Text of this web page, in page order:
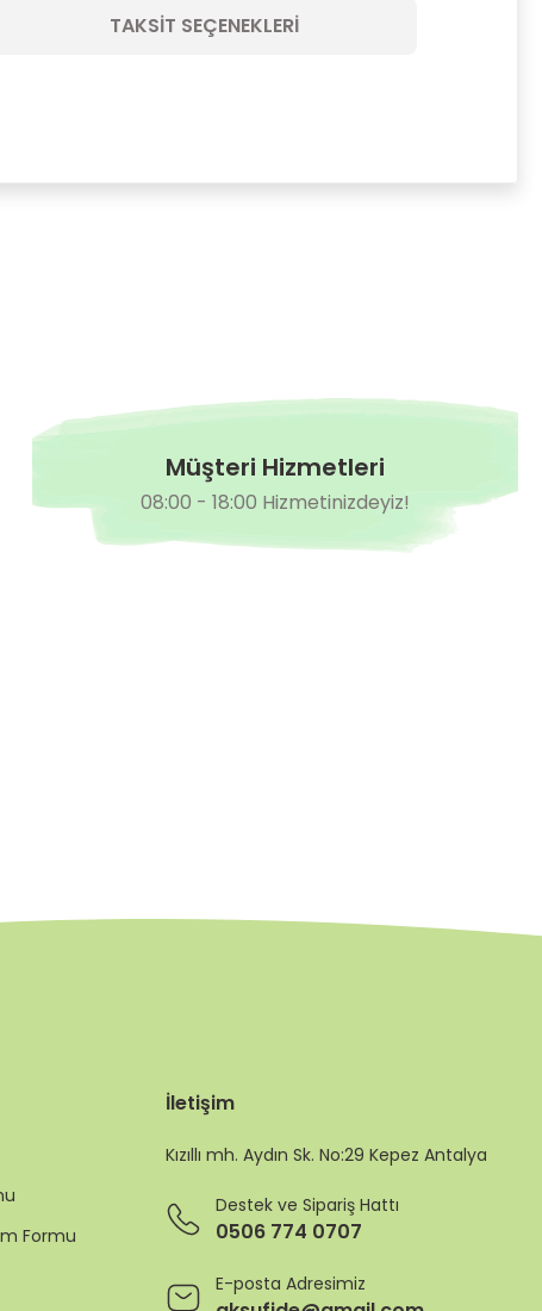
TAKSIT SEÇENEKLERI
Müşteri Hizmetleri
08:00 - 18:00 Hizmetinizdeyiz!
Formu
İletişim
Kızıllı mh. Aydın Sk. No:29 Kepez Antalya
Destek ve Sipariş Hattı
0506 774 0707
E-posta Adresimiz